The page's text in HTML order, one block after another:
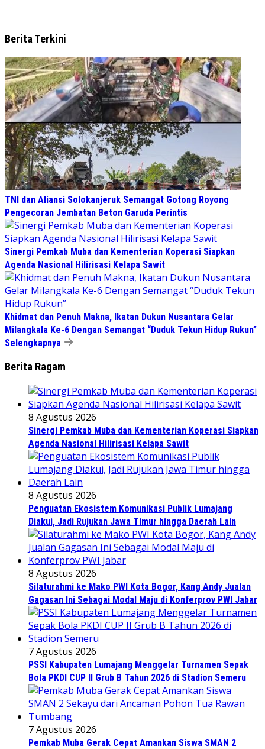
Berita Terkini
TNI dan Aliansi Solokanjeruk Semangat Gotong Royong
Pengecoran Jembatan Beton Garuda Perintis
Sinergi Pemkab Muba dan Kementerian Koperasi Siapkan
Agenda Nasional Hilirisasi Kelapa Sawit
Khidmat dan Penuh Makna, Ikatan Dukun Nusantara Gelar
Milangkala Ke-6 Dengan Semangat “Duduk Tekun Hidup Rukun”
Selengkapnya
Berita Ragam
8 Agustus 2026
Sinergi Pemkab Muba dan Kementerian Koperasi Siapkan
Agenda Nasional Hilirisasi Kelapa Sawit
8 Agustus 2026
Penguatan Ekosistem Komunikasi Publik Lumajang
Diakui, Jadi Rujukan Jawa Timur hingga Daerah Lain
8 Agustus 2026
Silaturahmi ke Mako PWI Kota Bogor, Kang Andy Jualan
Gagasan Ini Sebagai Modal Maju di Konferprov PWI Jabar
7 Agustus 2026
PSSI Kabupaten Lumajang Menggelar Turnamen Sepak
Bola PKDI CUP II Grub B Tahun 2026 di Stadion Semeru
7 Agustus 2026
Pemkab Muba Gerak Cepat Amankan Siswa SMAN 2